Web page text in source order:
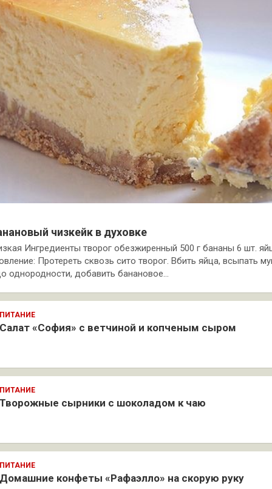
чизкейк в духовке
Ингредиенты творог обезжиренный 500 г бананы 6 шт.
Протереть сквозь сито творог. Вбить яйца, всыпать
однородности, добавить банановое…
ПИТАНИЕ
Салат «София» с ветчиной и копченым сыром
ПИТАНИЕ
Творожные сырники с шоколадом к чаю
ПИТАНИЕ
Домашние конфеты «Рафаэлло» на скорую руку